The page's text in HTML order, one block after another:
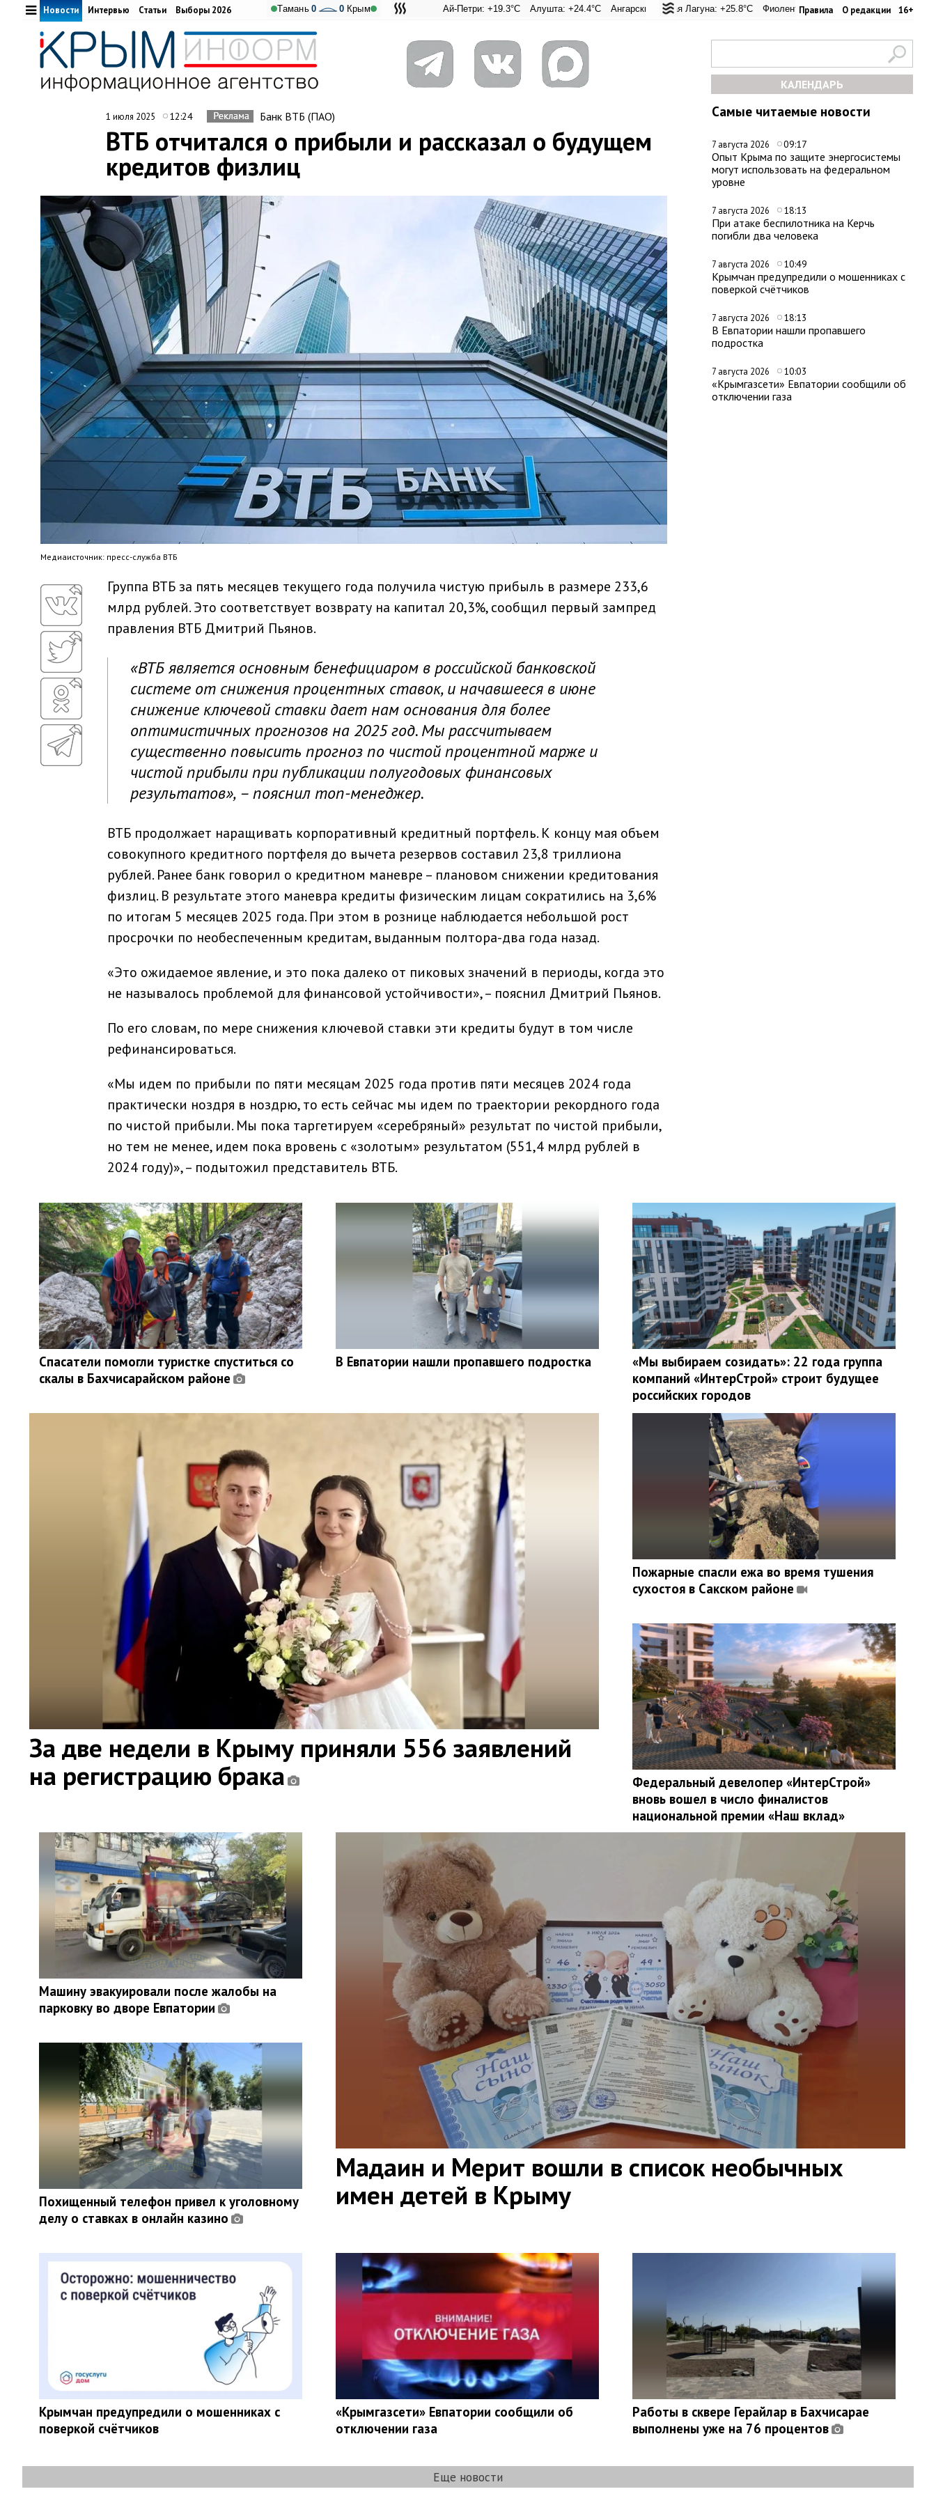
Правила О редакции 16+
Адмиральская Лагуна: +25.8°C Фиолент: +26.4°C Казачья бухта: +26.2°C
Ай-Петри: +19.3°C Алушта: +24.4°C Ангарский перевал: +20.9°C Евпатория: +23.6°C Керчь: +33.4°C Никитский сад:
Тамань 0 0 Крым
Новости Интервью Статьи Выборы 2026
КАЛЕНДАРЬ
Самые читаемые новости
7 августа 2026 09:17
Опыт Крыма по защите энергосистемы
могут использовать на федеральном
уровне
7 августа 2026 18:13
При атаке беспилотника на Керчь
погибли два человека
7 августа 2026 10:49
Крымчан предупредили о мошенниках с
поверкой счётчиков
7 августа 2026 18:13
В Евпатории нашли пропавшего
подростка
7 августа 2026 10:03
«Крымгазсети» Евпатории сообщили об
отключении газа
1 июля 2025 12:24 Банк ВТБ (ПАО)
ВТБ отчитался о прибыли и рассказал о будущем
кредитов физлиц
Медиaисточник: пресс-служба ВТБ
Группа ВТБ за пять месяцев текущего года получила чистую прибыль в размере 233,6
млрд рублей. Это соответствует возврату на капитал 20,3%, сообщил первый зампред
правления ВТБ Дмитрий Пьянов.
«ВТБ является основным бенефициаром в российской банковской
системе от снижения процентных ставок, и начавшееся в июне
снижение ключевой ставки дает нам основания для более
оптимистичных прогнозов на 2025 год. Мы рассчитываем
существенно повысить прогноз по чистой процентной марже и
чистой прибыли при публикации полугодовых финансовых
результатов», – пояснил топ-менеджер.
ВТБ продолжает наращивать корпоративный кредитный портфель. К концу мая объем
совокупного кредитного портфеля до вычета резервов составил 23,8 триллиона
рублей. Ранее банк говорил о кредитном маневре – плановом снижении кредитования
физлиц. В результате этого маневра кредиты физическим лицам сократились на 3,6%
по итогам 5 месяцев 2025 года. При этом в рознице наблюдается небольшой рост
просрочки по необеспеченным кредитам, выданным полтора-два года назад.
«Это ожидаемое явление, и это пока далеко от пиковых значений в периоды, когда это
не называлось проблемой для финансовой устойчивости», – пояснил Дмитрий Пьянов.
По его словам, по мере снижения ключевой ставки эти кредиты будут в том числе
рефинансироваться.
«Мы идем по прибыли по пяти месяцам 2025 года против пяти месяцев 2024 года
практически ноздря в ноздрю, то есть сейчас мы идем по траектории рекордного года
по чистой прибыли. Мы пока таргетируем «серебряный» результат по чистой прибыли,
но тем не менее, идем пока вровень с «золотым» результатом (551,4 млрд рублей в
2024 году)», – подытожил представитель ВТБ.
Спасатели помогли туристке спуститься со
скалы в Бахчисарайском районе
В Евпатории нашли пропавшего подростка
«Мы выбираем созидать»: 22 года группа
компаний «ИнтерСтрой» строит будущее
российских городов
За две недели в Крыму приняли 556 заявлений
на регистрацию брака
Пожарные спасли ежа во время тушения
сухостоя в Сакском районе
Федеральный девелопер «ИнтерСтрой»
вновь вошел в число финалистов
национальной премии «Наш вклад»
Мадаин и Мерит вошли в список необычных
имен детей в Крыму
Машину эвакуировали после жалобы на
парковку во дворе Евпатории
Похищенный телефон привел к уголовному
делу о ставках в онлайн казино
Крымчан предупредили о мошенниках с
поверкой счётчиков
«Крымгазсети» Евпатории сообщили об
отключении газа
Работы в сквере Герайлар в Бахчисарае
выполнены уже на 76 процентов
Еще новости